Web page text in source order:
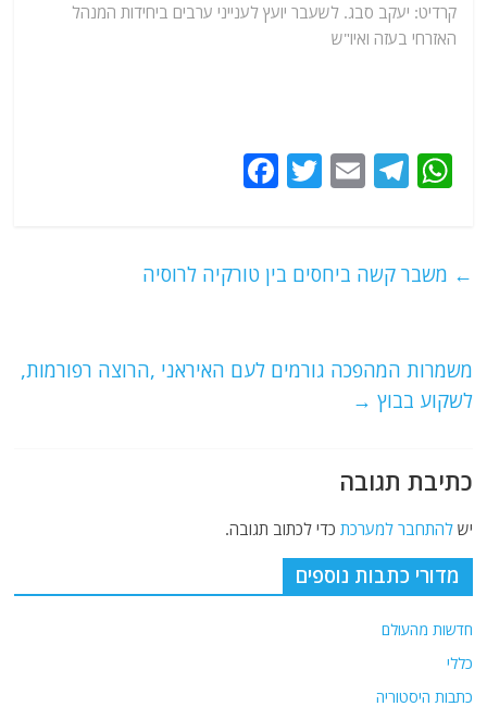
קרדיט: יעקב סבג. לשעבר יועץ לענייני ערבים ביחידות המנהל
האזרחי בעזה ואיו"ש
W
s
p
T
g
E
l
T
er
e
o
← משבר קשה ביחסים בין טורקיה לרוסיה
משמרות המהפכה גורמים לעם האיראני ,הרוצה רפורמות,
לשקוע בבוץ →
כתיבת תגובה
ישלהתחבר למערכת כדי לכתוב תגובה.
מדורי כתבות נוספים
חדשות מהעולם
כללי
כתבות היסטוריה